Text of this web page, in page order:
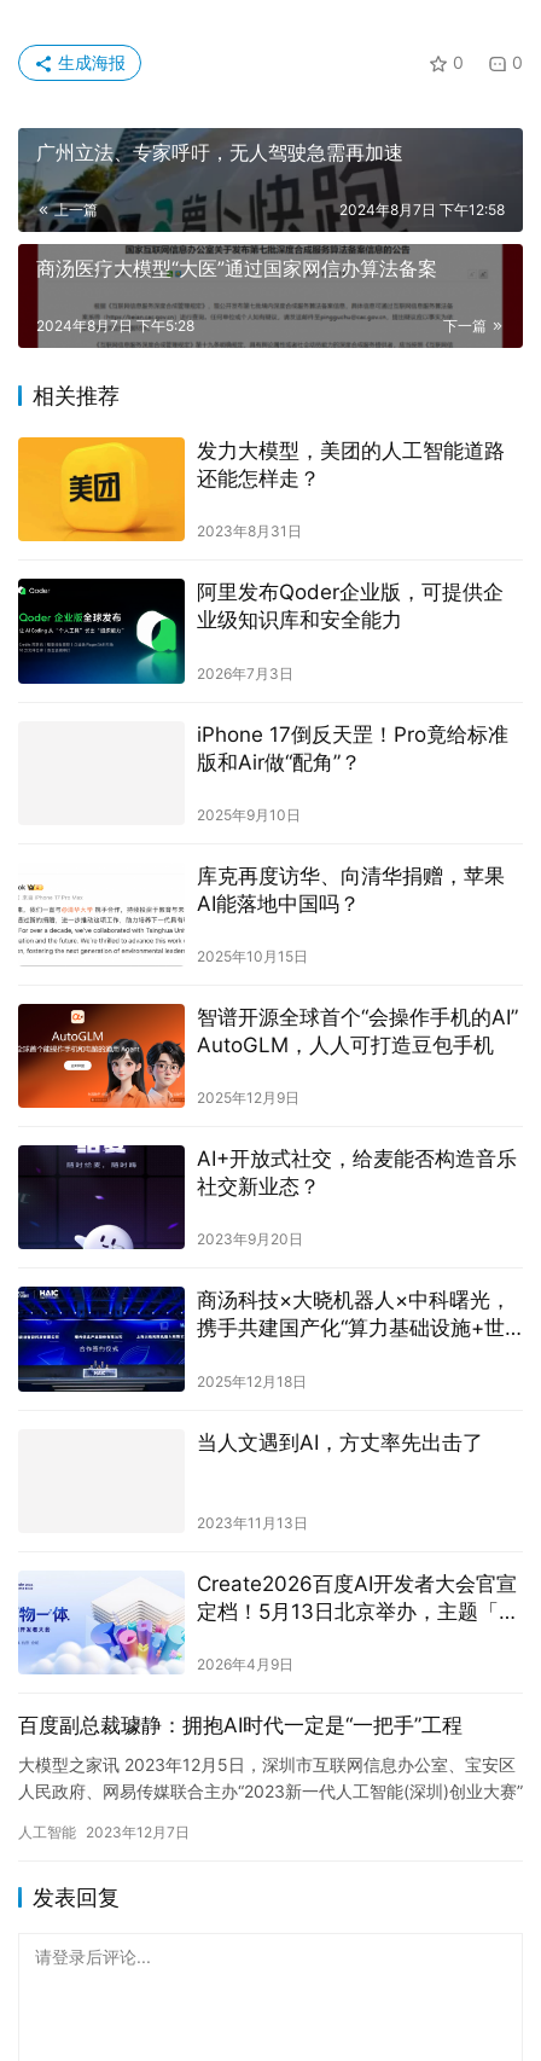
0 0
生成海报
广州立法、专家呼吁，无人驾驶急需再加速
上一篇 2024年8月7日 下午12:58
商汤医疗大模型“大医”通过国家网信办算法备案
下一篇
2024年8月7日 下午5:28
相关推荐
发力大模型，美团的人工智能道路
还能怎样走？
2023年8月31日
阿里发布Qoder企业版，可提供企
业级知识库和安全能力
2026年7月3日
iPhone 17倒反天罡！Pro竟给标准
版和Air做“配角”？
2025年9月10日
库克再度访华、向清华捐赠，苹果
AI能落地中国吗？
2025年10月15日
智谱开源全球首个“会操作手机的AI”
AutoGLM，人人可打造豆包手机
2025年12月9日
AI+开放式社交，给麦能否构造音乐
社交新业态？
2023年9月20日
商汤科技×大晓机器人×中科曙光，
携手共建国产化“算力基础设施+世
2025年12月18日
当人文遇到AI，方丈率先出击了
2023年11月13日
Create2026百度AI开发者大会官宣
定档！5月13日北京举办，主题「万
2026年4月9日
百度副总裁璩静：拥抱AI时代一定是“一把手”工程
大模型之家讯 2023年12月5日，深圳市互联网信息办公室、宝安区
人民政府、网易传媒联合主办“2023新一代人工智能(深圳)创业大赛”
人工智能 2023年12月7日
发表回复
请登录后评论...